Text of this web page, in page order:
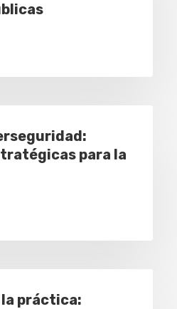
para la
la práctica: